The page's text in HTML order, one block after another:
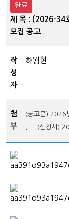
완료
제 목 : (2026-34
모집 공고
작
성
자
하왕현
첨
부
(공고문) 2026
(신청서)